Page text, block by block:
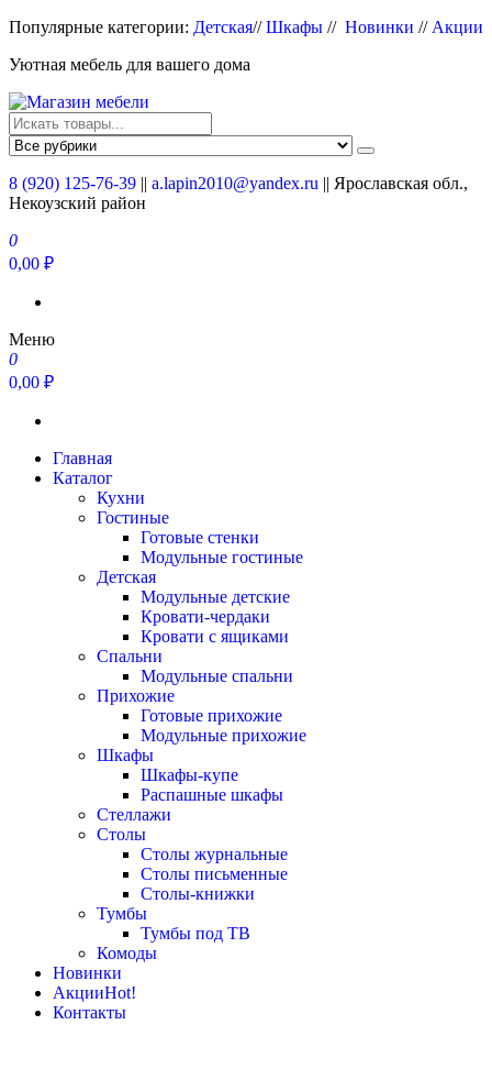
Перейти
содержимому
Популярные категории: Детская//Шкафы // Новинки // Акции
Уютная мебель для вашего дома
Магазин мебели
Мебель для вашего дома
8 (920) 125-76-39 || a.lapin2010@yandex.ru || Ярославская обл.,
Некоузский район
0
0,00 ₽
Меню
0
0,00 ₽
Главная
Каталог
Кухни
Гостиные
Готовые стенки
Модульные гостиные
Детская
Модульные детские
Кровати-чердаки
Кровати с ящиками
Спальни
Модульные спальни
Прихожие
Готовые прихожие
Модульные прихожие
Шкафы
Шкафы-купе
Распашные шкафы
Стеллажи
Столы
Столы журнальные
Столы письменные
Столы-книжки
Тумбы
Тумбы под ТВ
Комоды
Новинки
АкцииHot!
Контакты